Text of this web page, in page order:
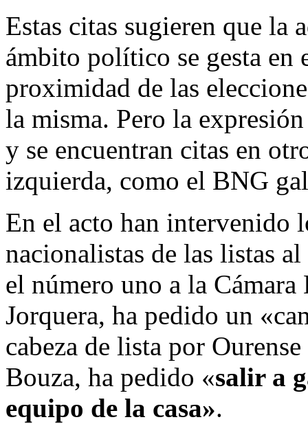
Estas citas sugieren que la
ámbito político se gesta en
proximidad de las
la misma. Pero la
y se encuentran citas en
izquierda, como el BNG
En el acto han intervenido
nacionalistas de las listas
el número uno a la
Jorquera, ha pedido un
cabeza de lista por
Bouza, ha pedido «salir a
equipo de la casa».